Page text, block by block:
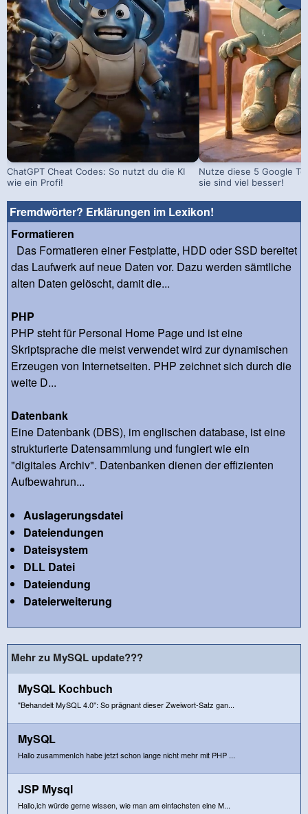
ChatGPT Cheat Codes: So nutzt du die KI
wie ein Profi!
Nutze diese 5 Google
sie sind viel besser!
Fremdwörter? Erklärungen im Lexikon!
Formatieren
Das Formatieren einer Festplatte, HDD oder SSD bereitet
das Laufwerk auf neue Daten vor. Dazu werden sämtliche
alten Daten gelöscht, damit die...
PHP
PHP steht für Personal Home Page und ist eine
Skriptsprache die meist verwendet wird zur dynamischen
Erzeugen von Internetseiten. PHP zeichnet sich durch die
weite D...
Datenbank
Eine Datenbank (DBS), im englischen database, ist eine
strukturierte Datensammlung und fungiert wie ein
"digitales Archiv". Datenbanken dienen der effizienten
Aufbewahrun...
Auslagerungsdatei
Dateiendungen
Dateisystem
DLL Datei
Dateiendung
Dateierweiterung
Mehr zu MySQL update???
MySQL Kochbuch
"Behandelt MySQL 4.0": So prägnant dieser Zweiwort-Satz gan...
MySQL
Hallo zusammenIch habe jetzt schon lange nicht mehr mit PHP ...
JSP Mysql
Hallo,ich würde gerne wissen, wie man am einfachsten eine M...